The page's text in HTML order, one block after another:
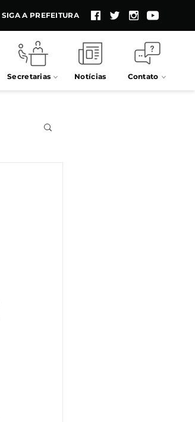
SIGA A PREFEITURA
Secretarias Notícias Contato